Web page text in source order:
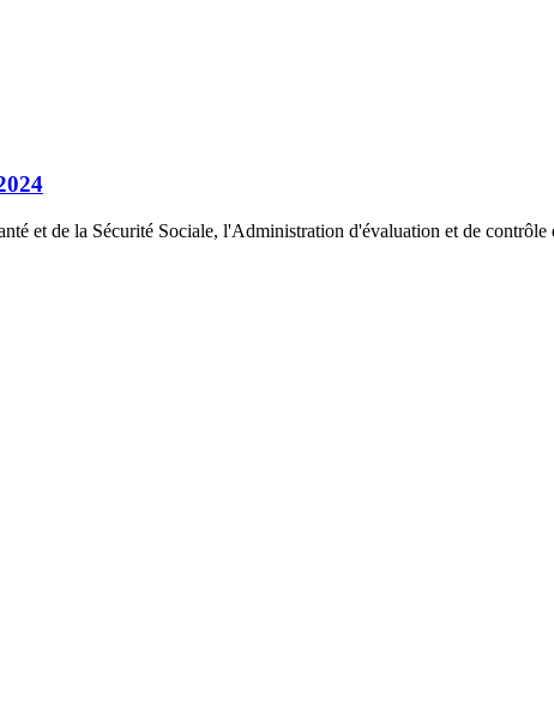
et de la Sécurité Sociale, l'Administration d'évaluation et de contrôle